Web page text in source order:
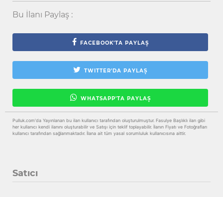
Bu İlanı Paylaş :
FACEBOOK'TA PAYLAŞ
TWITTER'DA PAYLAŞ
WHATSAPP'TA PAYLAŞ
Pulluk.com'da Yayınlanan bu ilan kullanıcı tarafından oluşturulmuştur. Fasulye Başlıklı ilan gibi
her kullanıcı kendi ilanını oluşturabilir ve Satışı için teklif toplayabilir. İlanın Fiyatı ve Fotoğrafları
kullanıcı tarafından sağlanmaktadır. İlana ait tüm yasal sorumluluk kullanıcısına aittir.
Satıcı